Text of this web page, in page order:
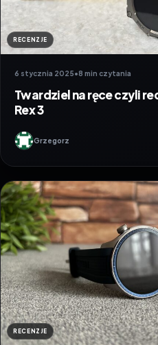
RECENZJE
6 stycznia 2025•8 min czytania
Twardziel na ręce czyli
Rex 3
Grzegorz
RECENZJE